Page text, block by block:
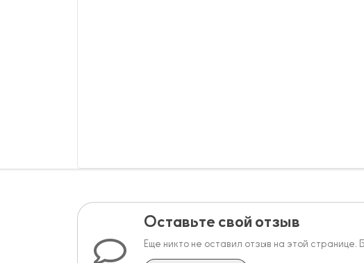
Оставьте свой отзыв
Еще никто не оставил отзыв на этой